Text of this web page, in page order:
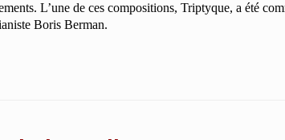
L’une de ces compositions, Triptyque, a été
Boris Berman.